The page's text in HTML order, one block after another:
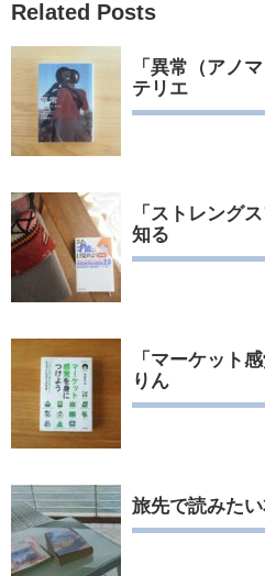
Related Posts
「異常（アノ
テリエ
「ストレング
知る
「マーケット
りん
旅先で読みた